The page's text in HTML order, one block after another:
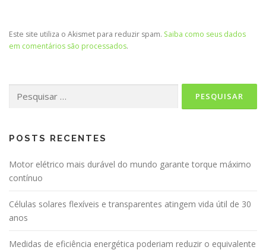
Este site utiliza o Akismet para reduzir spam. Saiba como seus dados
em comentários são processados.
por:
POSTS RECENTES
Motor elétrico mais durável do mundo garante torque máximo
contínuo
Células solares flexíveis e transparentes atingem vida útil de 30
anos
Medidas de eficiência energética poderiam reduzir o equivalente